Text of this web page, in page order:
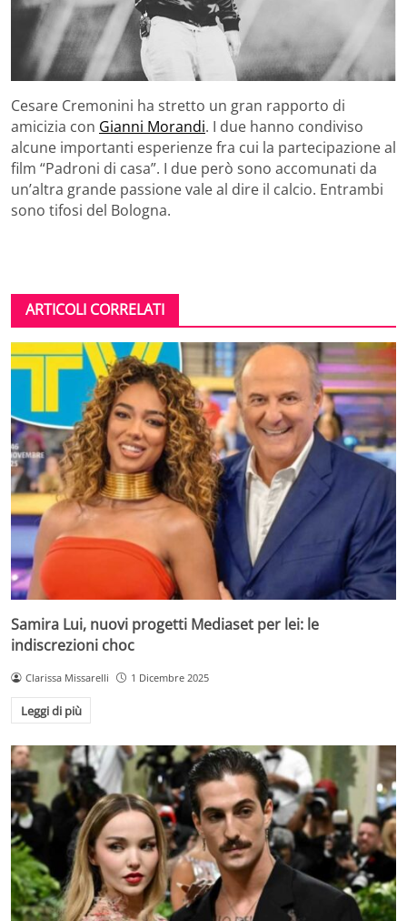
Cesare Cremonini ha stretto un gran rapporto di
amicizia con Gianni Morandi. I due hanno condiviso
alcune importanti esperienze fra cui la partecipazione al
film “Padroni di casa”. I due però sono accomunati da
un’altra grande passione vale al dire il calcio. Entrambi
sono tifosi del Bologna.
ARTICOLI CORRELATI
Samira Lui, nuovi progetti Mediaset per lei: le
indiscrezioni choc
Clarissa Missarelli 1 Dicembre 2025
Leggi di più